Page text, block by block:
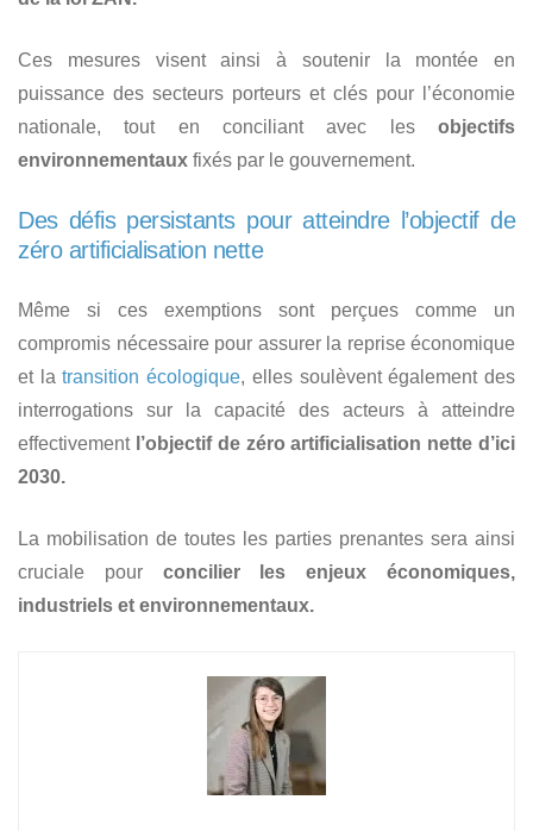
Ces mesures visent ainsi à soutenir la montée en
puissance des secteurs porteurs et clés pour l’économie
nationale, tout en conciliant avec les objectifs
environnementaux fixés par le gouvernement.
Des défis persistants pour atteindre l’objectif de
zéro artificialisation nette
Même si ces exemptions sont perçues comme un
compromis nécessaire pour assurer la reprise économique
et latransition écologique, elles soulèvent également des
interrogations sur la capacité des acteurs à atteindre
effectivement l’objectif de zéro artificialisation nette d’ici
2030.
La mobilisation de toutes les parties prenantes sera ainsi
cruciale pour concilier les enjeux économiques,
industriels et environnementaux.